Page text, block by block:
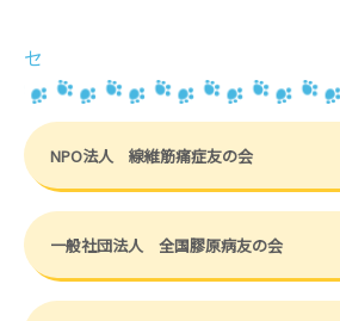
セ
NPO法人 線維筋痛症友の会
一般社団法人 全国膠原病友の会